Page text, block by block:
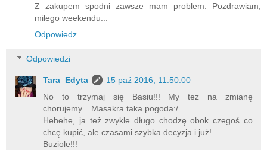
Z zakupem spodni zawsze mam problem. Pozdrawiam,
miłego weekendu...
Odpowiedz
Odpowiedzi
Tara_Edyta
15 paź 2016, 11:50:00
No to trzymaj się Basiu!!! My tez na zmianę
chorujemy... Masakra taka pogoda:/
Hehehe, ja też zwykle długo chodzę obok czegoś co
chcę kupić, ale czasami szybka decyzja i już!
Buziole!!!